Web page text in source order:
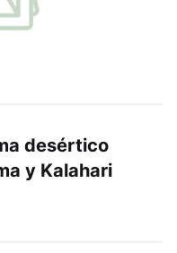
desértico
y Kalahari